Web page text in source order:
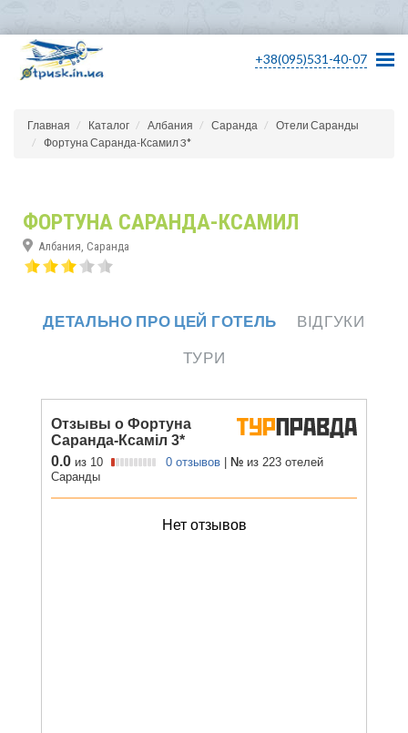
+38(095)531-40-07
Главная Каталог Албания Саранда
Отели Саранды
Фортуна Саранда-Ксамил 3*
ФОРТУНА САРАНДА-КСАМИЛ
Албания, Саранда
ДЕТАЛЬНО ПРО ЦЕЙ ГОТЕЛЬ
ВІДГУКИ
ТУРИ